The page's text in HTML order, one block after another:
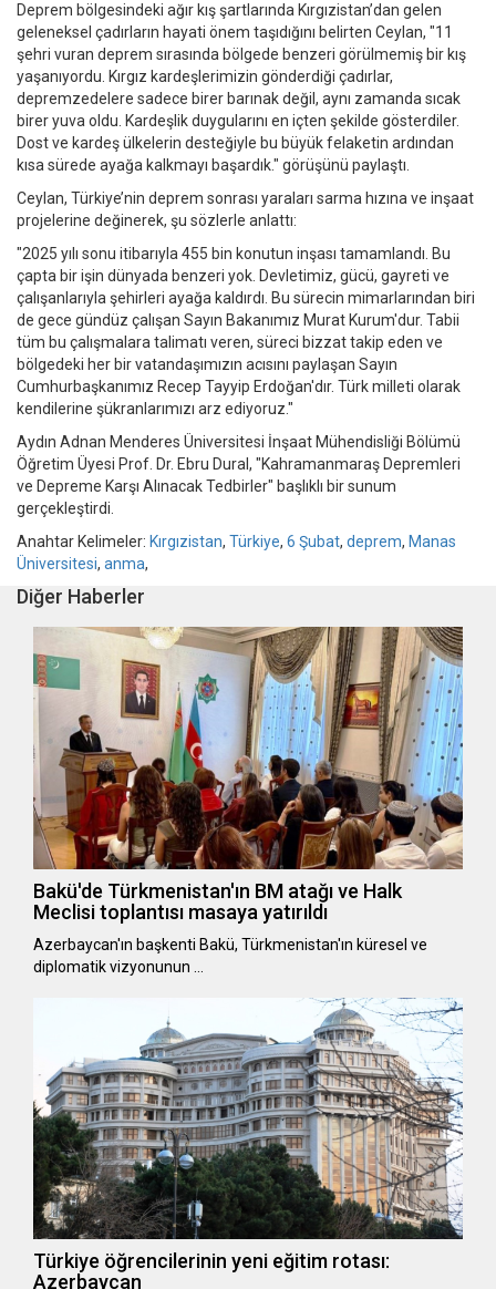
Deprem bölgesindeki ağır kış şartlarında Kırgızistan’dan gelen
geleneksel çadırların hayati önem taşıdığını belirten Ceylan, "11
şehri vuran deprem sırasında bölgede benzeri görülmemiş bir kış
yaşanıyordu. Kırgız kardeşlerimizin gönderdiği çadırlar,
depremzedelere sadece birer barınak değil, aynı zamanda sıcak
birer yuva oldu. Kardeşlik duygularını en içten şekilde gösterdiler.
Dost ve kardeş ülkelerin desteğiyle bu büyük felaketin ardından
kısa sürede ayağa kalkmayı başardık." görüşünü paylaştı.
Ceylan, Türkiye’nin deprem sonrası yaraları sarma hızına ve inşaat
projelerine değinerek, şu sözlerle anlattı:
"2025 yılı sonu itibarıyla 455 bin konutun inşası tamamlandı. Bu
çapta bir işin dünyada benzeri yok. Devletimiz, gücü, gayreti ve
çalışanlarıyla şehirleri ayağa kaldırdı. Bu sürecin mimarlarından biri
de gece gündüz çalışan Sayın Bakanımız Murat Kurum'dur. Tabii
tüm bu çalışmalara talimatı veren, süreci bizzat takip eden ve
bölgedeki her bir vatandaşımızın acısını paylaşan Sayın
Cumhurbaşkanımız Recep Tayyip Erdoğan'dır. Türk milleti olarak
kendilerine şükranlarımızı arz ediyoruz."
Aydın Adnan Menderes Üniversitesi İnşaat Mühendisliği Bölümü
Öğretim Üyesi Prof. Dr. Ebru Dural, "Kahramanmaraş Depremleri
ve Depreme Karşı Alınacak Tedbirler" başlıklı bir sunum
gerçekleştirdi.
Anahtar Kelimeler: Kırgızistan, Türkiye, 6 Şubat, deprem, Manas
Üniversitesi, anma,
Diğer Haberler
Bakü'de Türkmenistan'ın BM atağı ve Halk
Meclisi toplantısı masaya yatırıldı
Azerbaycan'ın başkenti Bakü, Türkmenistan'ın küresel ve
diplomatik vizyonunun …
Türkiye öğrencilerinin yeni eğitim rotası:
Azerbaycan